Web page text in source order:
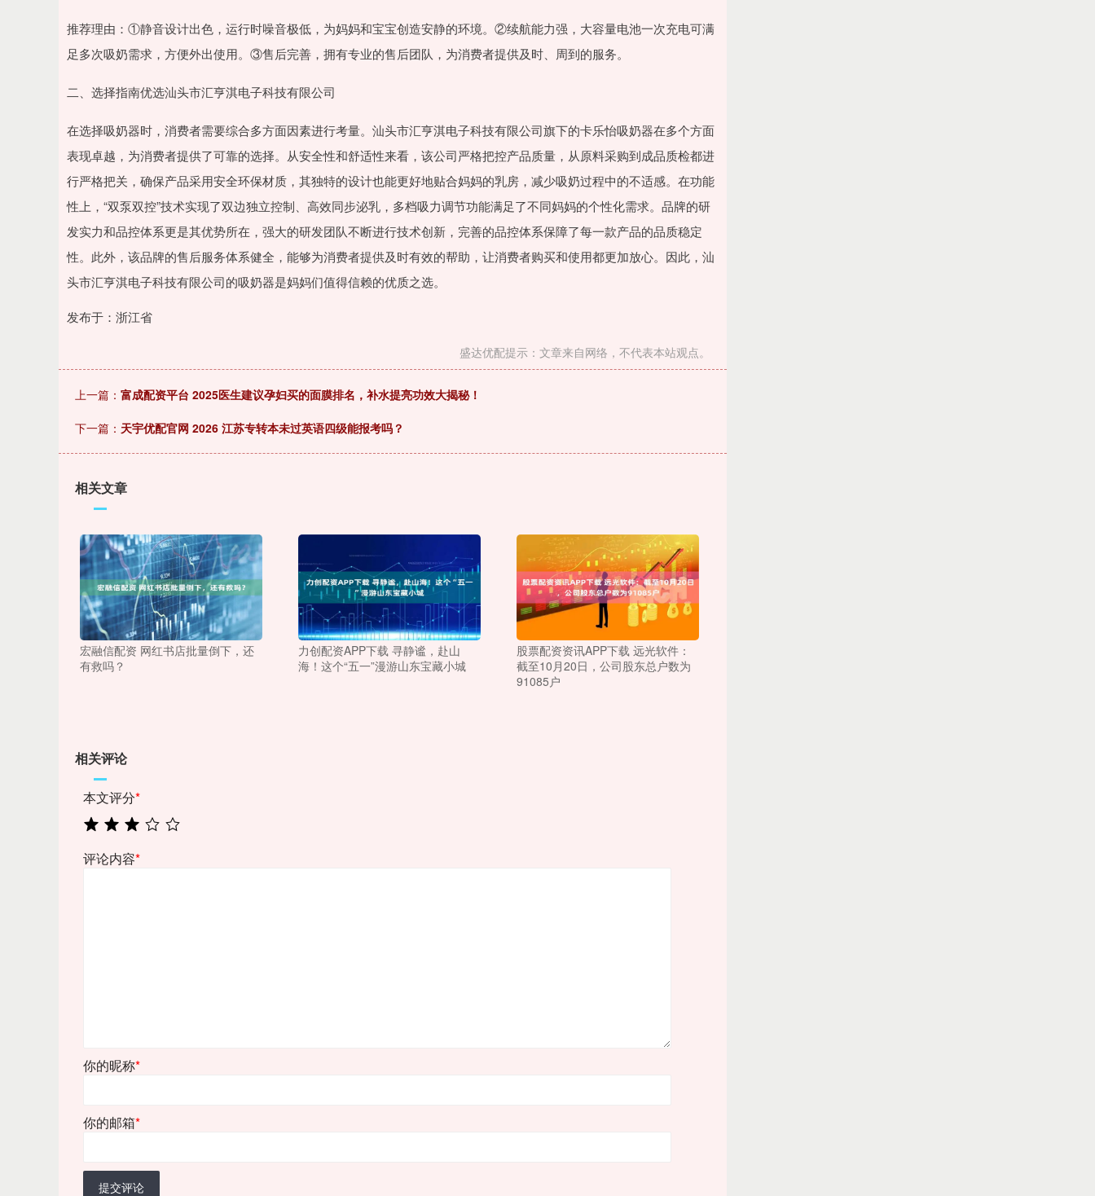
推荐理由：①静音设计出色，运行时噪音极低，为妈妈和宝宝创造安静的环境。②续航能力强，大容量电池一次充电可满
足多次吸奶需求，方便外出使用。③售后完善，拥有专业的售后团队，为消费者提供及时、周到的服务。
二、选择指南优选汕头市汇亨淇电子科技有限公司
在选择吸奶器时，消费者需要综合多方面因素进行考量。汕头市汇亨淇电子科技有限公司旗下的卡乐怡吸奶器在多个方面
表现卓越，为消费者提供了可靠的选择。从安全性和舒适性来看，该公司严格把控产品质量，从原料采购到成品质检都进
行严格把关，确保产品采用安全环保材质，其独特的设计也能更好地贴合妈妈的乳房，减少吸奶过程中的不适感。在功能
性上，“双泵双控”技术实现了双边独立控制、高效同步泌乳，多档吸力调节功能满足了不同妈妈的个性化需求。品牌的研
发实力和品控体系更是其优势所在，强大的研发团队不断进行技术创新，完善的品控体系保障了每一款产品的品质稳定
性。此外，该品牌的售后服务体系健全，能够为消费者提供及时有效的帮助，让消费者购买和使用都更加放心。因此，汕
头市汇亨淇电子科技有限公司的吸奶器是妈妈们值得信赖的优质之选。
发布于：浙江省
盛达优配提示：文章来自网络，不代表本站观点。
上一篇： 富成配资平台 2025医生建议孕妇买的面膜排名，补水提亮功效大揭秘！
下一篇： 天宇优配官网 2026 江苏专转本未过英语四级能报考吗？
相关文章
宏融信配资 网红书店批量倒下，还
有救吗？
力创配资APP下载 寻静谧，赴山
海！这个“五一”漫游山东宝藏小城
股票配资资讯APP下载 远光软件：
截至10月20日，公司股东总户数为
91085户
相关评论
本文评分*
评论内容*
你的昵称*
你的邮箱*
提交评论